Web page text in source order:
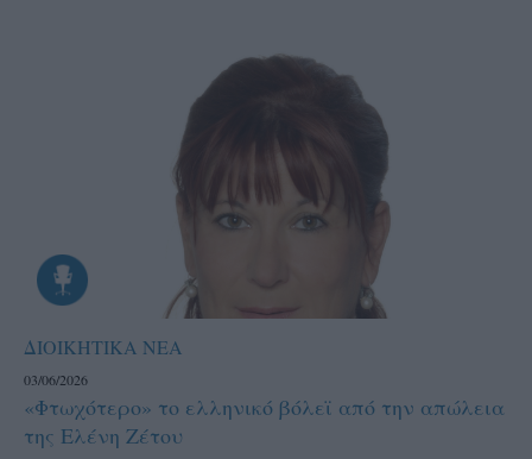
ΔΙΟΙΚΗΤΙΚΑ ΝΕΑ
03/06/2026
«Φτωχότερο» το ελληνικό βόλεϊ από την απώλεια
της Ελένη Ζέτου